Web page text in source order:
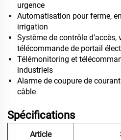
urgence
Automatisation pour ferme,
irrigation
Système de contrôle d'accès,
télécommande de portail
Télémonitoring et
industriels
Alarme de coupure de
câble
Spécifications
Article